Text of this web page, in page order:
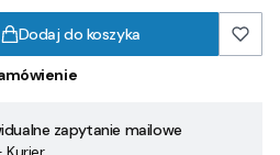
Dodaj do koszyka
zapytanie mailowe